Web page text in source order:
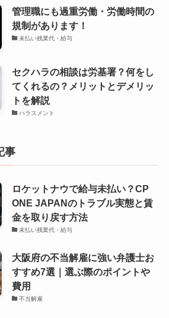
管理職にも過重労働・労働時間の
規制があります！
未払い残業代・給与
セクハラの相談は労基署？何をし
てくれるの？メリットとデメリッ
トを解説
ハラスメント
事
ロケットナウで給与未払い？CP
ONE JAPANのトラブル実態と賃
金を取り戻す方法
未払い残業代・給与
大阪府の不当解雇に強い弁護士お
すすめ7選｜選ぶ際のポイントや
費用
不当解雇